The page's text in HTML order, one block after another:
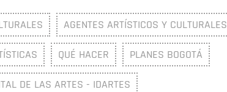
AGENTES ARTÍSTICOS Y CULTURALES
QUÉ HACER PLANES BOGOTÁ
DE LAS ARTES - IDARTES